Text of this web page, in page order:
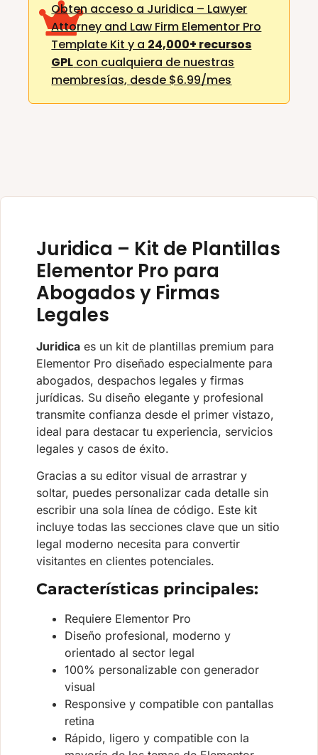
Obten acceso a Juridica – Lawyer
Attorney and Law Firm Elementor Pro
Template Kit y a 24,000+ recursos
GPL con cualquiera de nuestras
membresías, desde $6.99/mes
Juridica – Kit de Plantillas
Elementor Pro para
Abogados y Firmas
Legales
Juridica es un kit de plantillas premium para
Elementor Pro diseñado especialmente para
abogados, despachos legales y firmas
jurídicas. Su diseño elegante y profesional
transmite confianza desde el primer vistazo,
ideal para destacar tu experiencia, servicios
legales y casos de éxito.
Gracias a su editor visual de arrastrar y
soltar, puedes personalizar cada detalle sin
escribir una sola línea de código. Este kit
incluye todas las secciones clave que un sitio
legal moderno necesita para convertir
visitantes en clientes potenciales.
Características principales:
Requiere Elementor Pro
Diseño profesional, moderno y
orientado al sector legal
100% personalizable con generador
visual
Responsive y compatible con pantallas
retina
Rápido, ligero y compatible con la